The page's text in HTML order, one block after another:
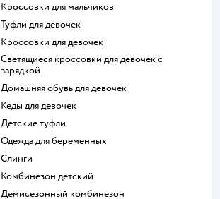
Кроссовки для мальчиков
Туфли для девочек
Кроссовки для девочек
Светящиеся кроссовки для девочек с
зарядкой
Домашняя обувь для девочек
Кеды для девочек
Детские туфли
Одежда для беременных
Слинги
Комбинезон детский
Демисезонный комбинезон